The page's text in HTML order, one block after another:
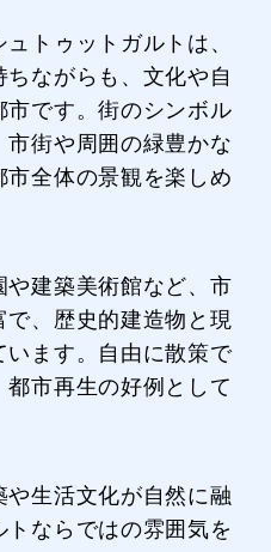
トゥットガルトは、
ながらも、文化や自
です。街のシンボル
街や周囲の緑豊かな
全体の景観を楽しめ
建築美術館など、市
、歴史的建造物と現
ます。自由に散策で
市再生の好例として
生活文化が自然に融
ならではの雰囲気を